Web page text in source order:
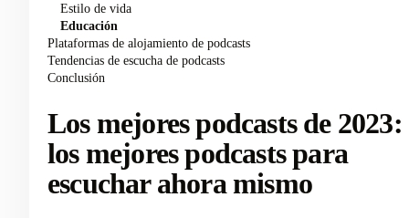
Estilo de vida
Educación
Plataformas de alojamiento de podcasts
Tendencias de escucha de podcasts
Conclusión
Los mejores podcasts de 2023:
los mejores podcasts para
escuchar ahora mismo